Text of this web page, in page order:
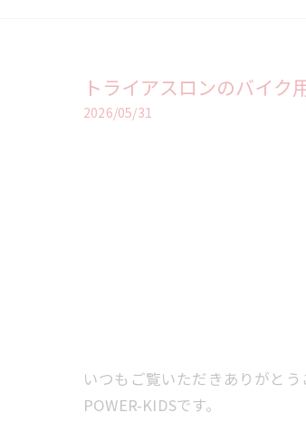
トライアスロンのバイ
2026/05/31
いつもご覧いただきありがとう
POWER-KIDSです。